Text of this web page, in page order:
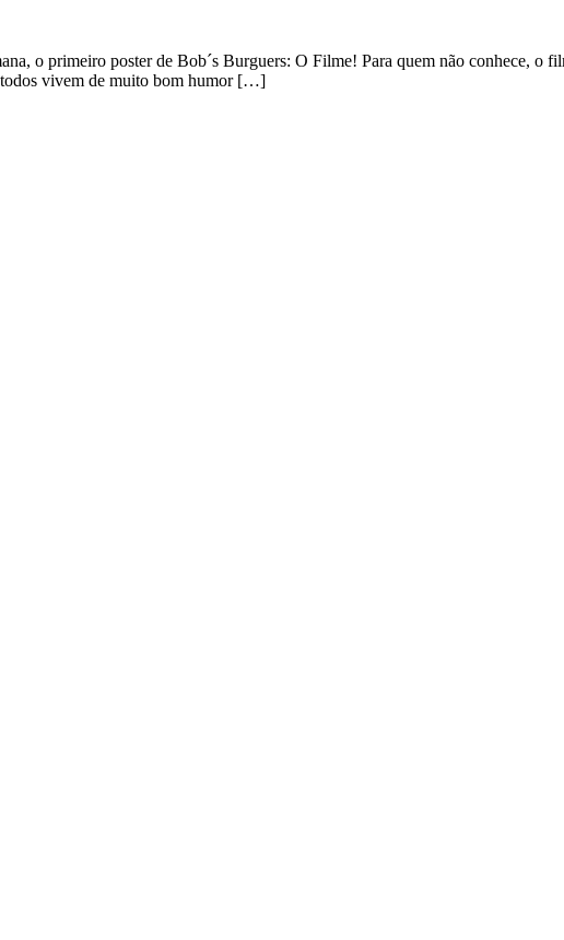
o primeiro poster de Bob´s Burguers: O Filme! Para quem não conhece, o
todos vivem de muito bom humor […]